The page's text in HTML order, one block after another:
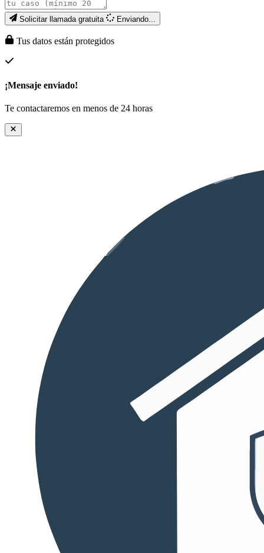
Solicitar llamada gratuita Enviando...
Tus datos están protegidos
¡Mensaje enviado!
Te contactaremos en menos de 24 horas